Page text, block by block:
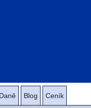
Daně Blog Ceník